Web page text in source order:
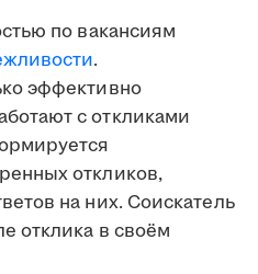
по вакансиям
.
эффективно
с откликами
откликов,
на них. Соискатель
отклика в своём